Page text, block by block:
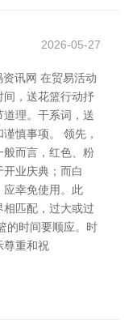
2026-05-27
讯网 在贸易活动
间，送花篮行动抒
理。干系词，送
慎事项。 领先，
般而言，红色、粉
业庆典；而白
应幸免使用。此
匹配，过大或过
的时间要顺应。时
尊重和祝